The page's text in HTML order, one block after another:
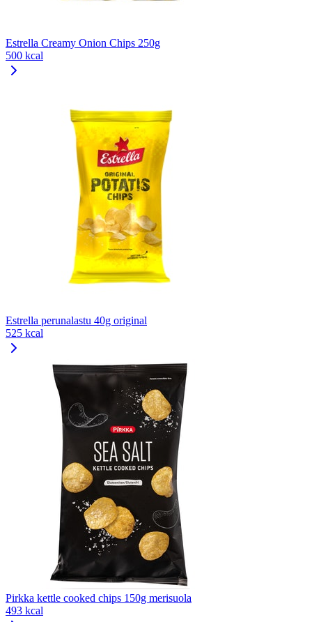
Estrella Creamy Onion Chips 250g
500 kcal
Estrella perunalastu 40g original
525 kcal
Pirkka kettle cooked chips 150g merisuola
493 kcal